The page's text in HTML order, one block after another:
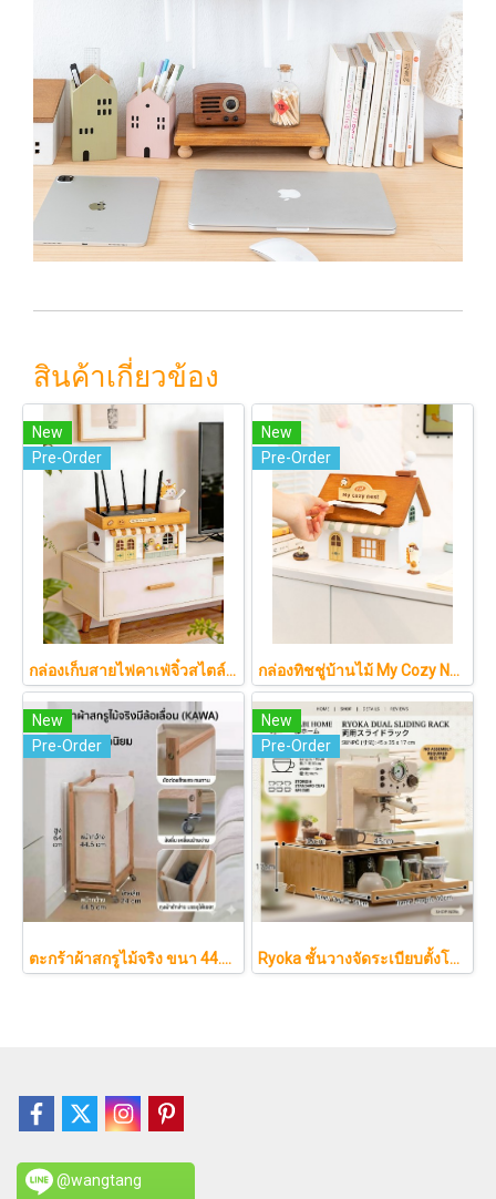
สินค้าเกี่ยวข้อง
New
Pre-Order
กล่องเก็บสายไฟคาเฟ่จิ๋วสไตล์ญี่ปุ่นมินิมอล ซ่อนเร้าเตอร์และปลั๊กไฟให้ห้องดูละมุนเหมือนยกคาเฟ่จากโตเกียวมาไว้ที่บ้าน
New
Pre-Order
กล่องทิชชู่บ้านไม้ My Cozy Nest สไตล์มินิมอล นอร์ดิก ของแต่งบ้านรูปบ้าน ขนมปัง เบเกอรี่ กล่องใส่กระดาษทิชชู่แบบตั้งโต๊ะ ฝาเปิดแม่เหล็ก เติมกระดาษง่าย
New
Pre-Order
ตะกร้าผ้าสกรูไม้จริง ขนา 44.5cm รุ่น KAWA Minimalist สไตล์ญี่ปุ่นเคลื่อนที่ได้ มีล้อเลื่อน (KAWA)
New
Pre-Order
Ryoka ชั้นวางจัดระเบียบตั้งโต๊ะ 2 ชั้น สไตล์มินิมอล-ญี่ปุ่น ลิ้นชักเลื่อน ลิ้นชักเก็บแก้ว วัสดุไม้ธรรมชาติ ไม่ต้องประกอบ ประหยัดพื้นที่เคาน์เตอร์
@wangtang